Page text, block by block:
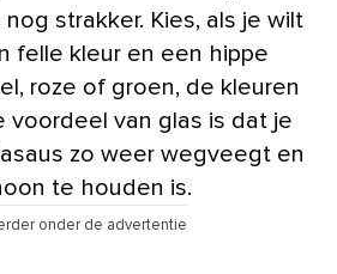
strakker. Kies, als je wilt
felle kleur en een hippe
roze of groen, de kleuren
voordeel van glas is dat je
zo weer wegveegt en
te houden is.
onder de advertentie